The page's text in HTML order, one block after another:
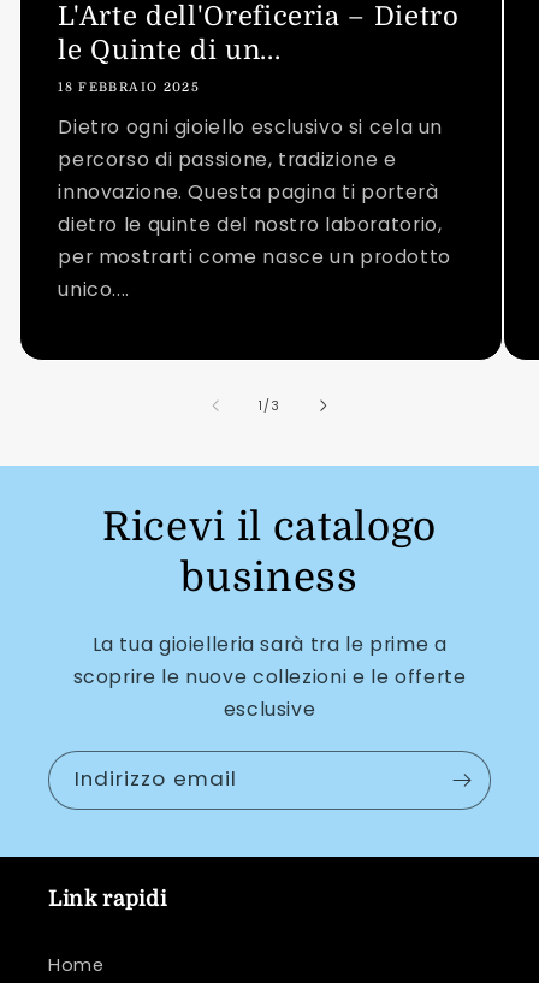
L'Arte dell'Oreficeria – Dietro
le Quinte di un...
18 FEBBRAIO 2025
Dietro ogni gioiello esclusivo si cela un
percorso di passione, tradizione e
innovazione. Questa pagina ti porterà
dietro le quinte del nostro laboratorio,
per mostrarti come nasce un prodotto
unico....
1 /su
3
Ricevi il catalogo
business
La tua gioielleria sarà tra le prime a
scoprire le nuove collezioni e le offerte
esclusive
Indirizzo email
Link rapidi
Home